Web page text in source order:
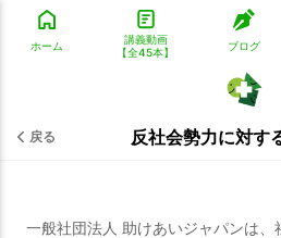
ホーム
講義動画
【全45本】
ブログ
戻る 反社会勢力に対す
一般社団法人 助けあいジャパンは、